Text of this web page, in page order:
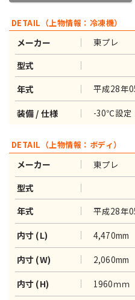
DETAIL（上物情報：冷凍機）
メーカー
東プレ
型式
年式
平成28年
装備 / 仕様 -30℃設定
DETAIL（上物情報：ボディ）
メーカー
東プレ
型式
年式
平成28年
内寸 (L) 4,470mm
内寸 (W) 2,060mm
内寸 (H) 1960ｍｍ